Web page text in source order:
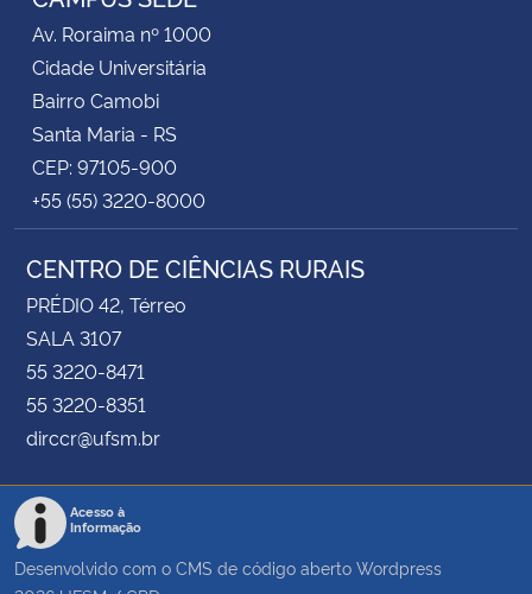
Av. Roraima nº 1000
Cidade Universitária
Bairro Camobi
Santa Maria - RS
CEP: 97105-900
+55 (55) 3220-8000
CENTRO DE CIÊNCIAS RURAIS
PRÉDIO 42, Térreo
SALA 3107
55 3220-8471
55 3220-8351
dirccr@ufsm.br
Acesso à
Informação
Desenvolvido com o CMS de código aberto Wordpress